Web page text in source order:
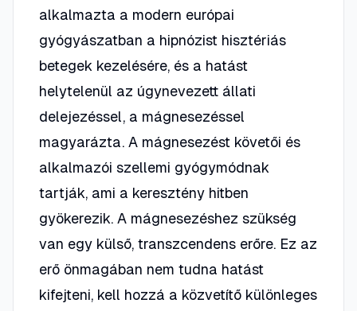
alkalmazta a modern európai
gyógyászatban a hipnózist hisztériás
betegek kezelésére, és a hatást
helytelenül az úgynevezett állati
delejezéssel, a mágnesezéssel
magyarázta. A mágnesezést követői és
alkalmazói szellemi gyógymódnak
tartják, ami a keresztény hitben
gyökerezik. A mágnesezéshez szükség
van egy külső, transzcendens erőre. Ez az
erő önmagában nem tudna hatást
kifejteni, kell hozzá a közvetítő különleges